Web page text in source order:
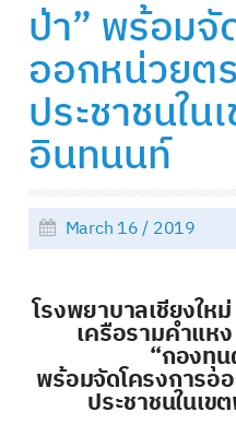
ป่า” พร้อมจั
ออกหน่วยต
ประชาชนใ
อินทนนท์
March 16 / 2019
โรงพยาบาลเชียงให
เครือรามคำแห
“กองทุ
พร้อมจัดโครงการ
ประชาชนในเ